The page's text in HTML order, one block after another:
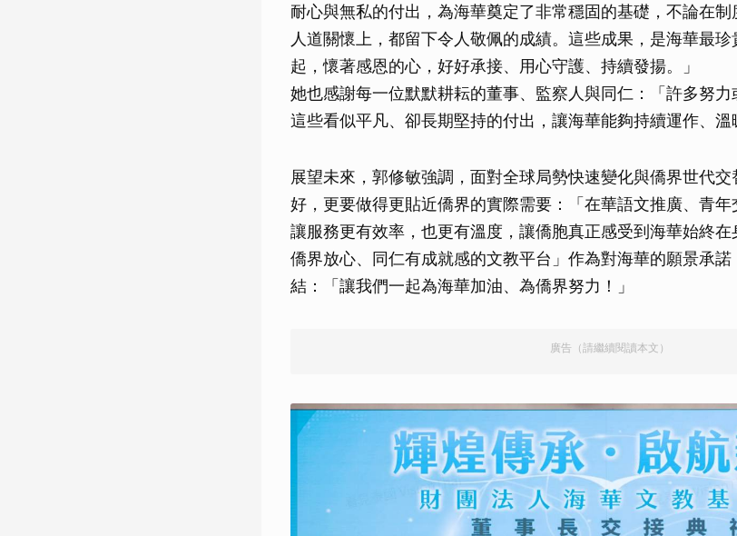
耐心與無私的付出，為海華奠定了非常穩固的基礎，不論在
人道關懷上，都留下令人敬佩的成績。這些成果，是海華最
起，懷著感恩的心，好好承接、用心守護、持續發揚。」
她也感謝每一位默默耕耘的董事、監察人與同仁：「許多努
這些看似平凡、卻長期堅持的付出，讓海華能夠持續運作、溫
展望未來，郭修敏強調，面對全球局勢快速變化與僑界世代
好，更要做得更貼近僑界的實際需要：「在華語文推廣、青年
讓服務更有效率，也更有溫度，讓僑胞真正感受到海華始終在
僑界放心、同仁有成就感的文教平台」作為對海華的願景承
結：「讓我們一起為海華加油、為僑界努力！」
廣告（請繼續閱讀本文）